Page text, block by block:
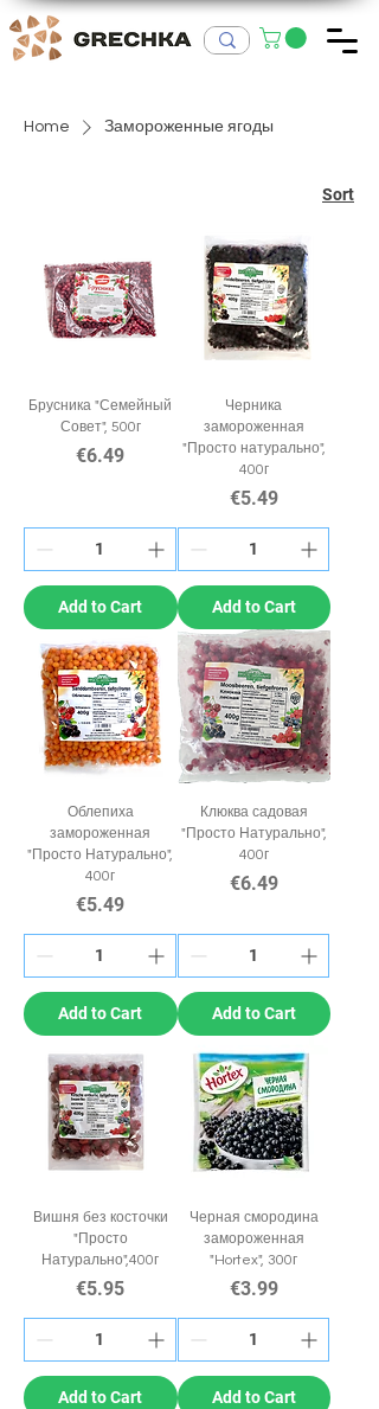
Home Замороженные ягоды
Sort
Брусника "Семейный
Совет", 500г
Price
€6.49
Add to Cart
Черника
замороженная
"Просто натурально",
400г
Price
€5.49
Add to Cart
Облепиха
замороженная
"Просто Натурально",
400г
Price
€5.49
Add to Cart
Клюква садовая
"Просто Натурально",
400г
Price
€6.49
Add to Cart
Вишня без косточки
"Просто
Натурально",400г
Price
€5.95
Add to Cart
Черная смородина
замороженная
"Hortex", 300г
Price
€3.99
Add to Cart